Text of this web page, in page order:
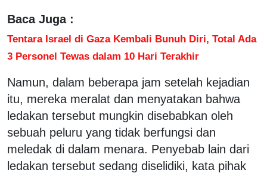
Baca Juga :
Tentara Israel di Gaza Kembali Bunuh Diri, Total Ada
3 Personel Tewas dalam 10 Hari Terakhir
Namun, dalam beberapa jam setelah kejadian
itu, mereka meralat dan menyatakan bahwa
ledakan tersebut mungkin disebabkan oleh
sebuah peluru yang tidak berfungsi dan
meledak di dalam menara. Penyebab lain dari
ledakan tersebut sedang diselidiki, kata pihak